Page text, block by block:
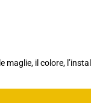
il colore,